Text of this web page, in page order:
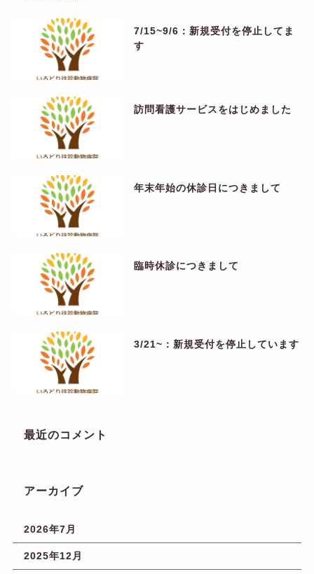
7/15~9/6：新規受付を停止してま
す
訪問看護サービスをはじめました
年末年始の休診日につきまして
臨時休診につきまして
3/21~：新規受付を停止しています
最近のコメント
アーカイブ
2026年7月
2025年12月